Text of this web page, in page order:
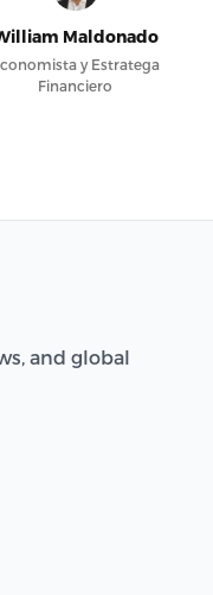
Maldonado
y Estratega
Financiero
and global